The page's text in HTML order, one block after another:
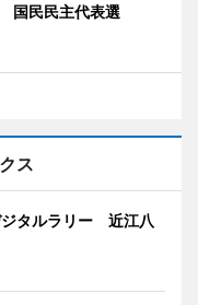
国民民主代表選
ス
ジタルラリー 近江八